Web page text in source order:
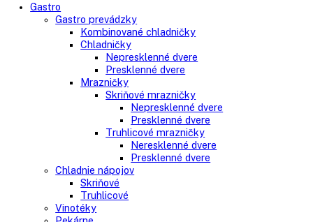
Klasické chladničky
Stolové chladničky
Americké chladničky
Chladnička na víno
Humidory
Gastro prevádzky
Kombinované chladničky
Chladničky
Nepresklenné dvere
Presklenné dvere
Mrazničky
Skriňové mrazničky